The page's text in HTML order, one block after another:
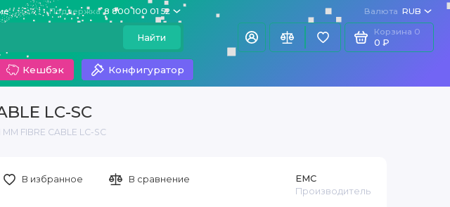
Поддержка 8 800 100 01 52 Валюта RUB
Найти
Корзина 0
0 ₽
Кешбэк Конфигуратор
LC-SC
FIBRE CABLE LC-SC
EMC
Производитель
В избранное В сравнение